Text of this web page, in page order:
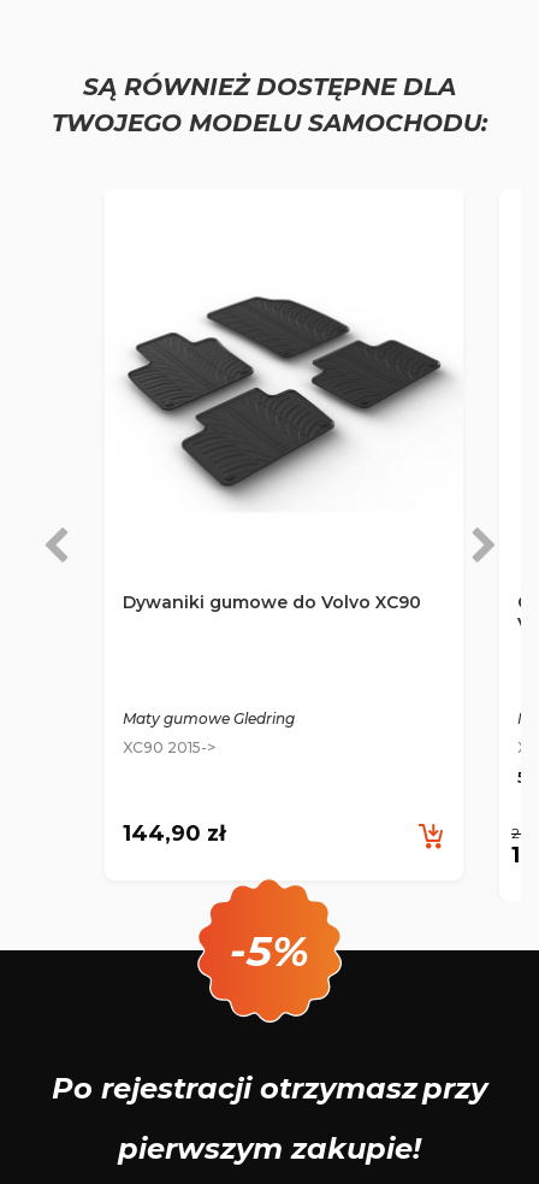
SĄ RÓWNIEŻ DOSTĘPNE DLA
TWOJEGO MODELU SAMOCHODU:
Dywaniki gumowe do Volvo XC90
Maty gumowe Gledring
XC90 2015->
144,90 zł
5/5
-5%
Po rejestracji otrzymaszprzy
pierwszym zakupie!